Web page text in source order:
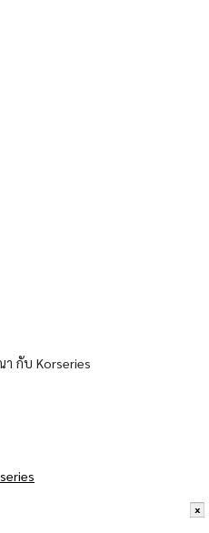
x
กับ Korseries